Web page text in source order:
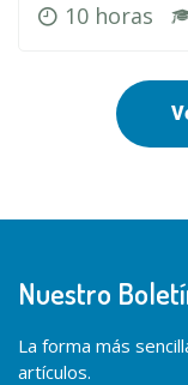
10 horas
Nuestro
La forma más
artículos.